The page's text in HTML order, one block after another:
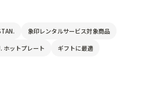
象印レンタルサービス対象商品
ホットプレート
ギフトに最適